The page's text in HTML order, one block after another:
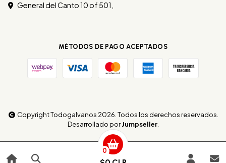
0
General del Canto 10 of 501,
MÉTODOS DE PAGO ACEPTADOS
Copyright Todogalvanos 2026. Todos los derechos reservados.
Desarrollado porJumpseller.